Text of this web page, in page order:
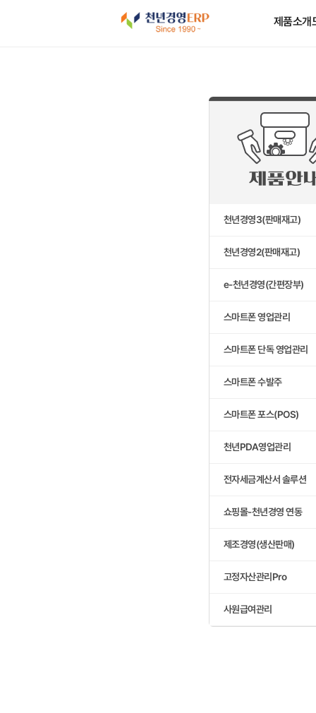
제품소개
천년경영3(판매재고)
천년경영2(판매재고)
e-천년경영(간편장부)
스마트폰 영업관리
스마트폰 단독 영업관리
스마트폰 수발주
스마트폰 포스(POS)
천년PDA영업관리
전자세금계산서 솔루션
쇼핑몰-천년경영 연동
제조경영(생산판매)
고정자산관리Pro
사원급여관리